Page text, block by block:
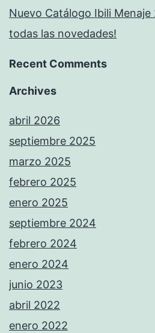
Nuevo Catálogo Ibili Menaje
todas las novedades!
Recent Comments
Archives
abril 2026
septiembre 2025
marzo 2025
febrero 2025
enero 2025
septiembre 2024
febrero 2024
enero 2024
junio 2023
abril 2022
enero 2022